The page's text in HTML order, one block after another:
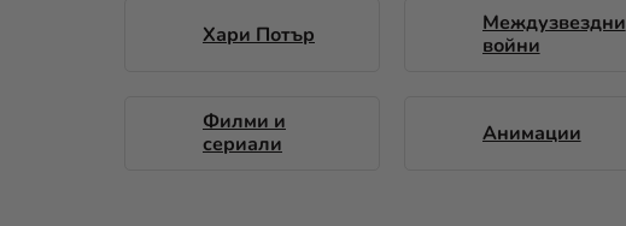
Хари Потър
Междузвездни
войни
Филми и
сериали
Анимации